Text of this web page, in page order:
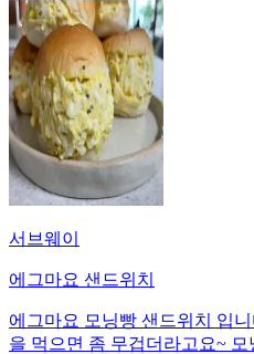
서브웨이
에그마요 샌드위치
에그마요 모닝빵 샌드위치 입
을 먹으면 좀 무겁더라고요~